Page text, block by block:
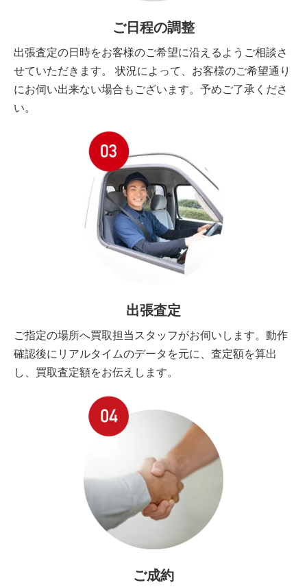
ご日程の調整
出張査定の日時をお客様のご希望に沿えるようご相談さ
せていただきます。 状況によって、お客様のご希望通り
にお伺い出来ない場合もございます。予めご了承くださ
い。
出張査定
ご指定の場所へ買取担当スタッフがお伺いします。動作
確認後にリアルタイムのデータを元に、査定額を算出
し、買取査定額をお伝えします。
ご成約